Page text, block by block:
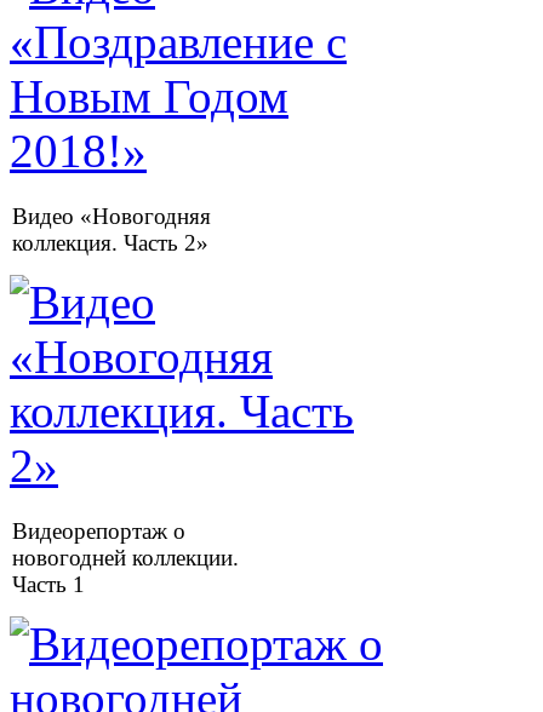
Видео «Новогодняя
коллекция. Часть 2»
Видеорепортаж о
новогодней коллекции.
Часть 1